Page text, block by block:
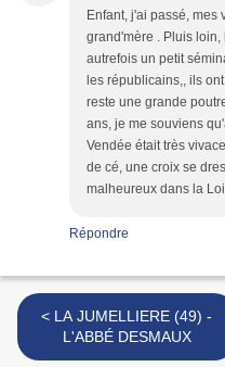
Enfant, j'ai passé,
grand'mère . Pluis
autrefois un petit
les républicains,, ils
reste une grande
ans, je me souviens
Vendée était très
de cé, une croix se
malheureux dans la
Répondre
< LA JUMELLIERE (49) -
L'ABBÉ DESMAUX